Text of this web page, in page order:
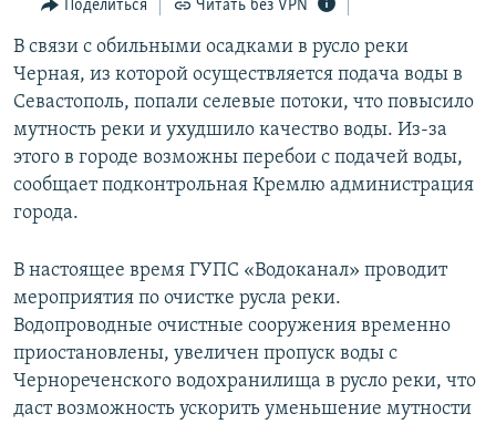
навигации
Вернутся
поиску
11 ЛЕТ ОККУПАЦИИ КРЫМА. 11 ИСТОРИЙ СОПРОТИВЛЕНИЯ
ЕЩЕ
ИНТЕРАКТИВ
ИНФОГРАФИКА
ТЕЛЕПРОЕКТ КРЫМ.РЕАЛИИ
СОВЕТЫ ПРАВОЗАЩИТНИКОВ
ПРОПАВШИЕ БЕЗ ВЕСТИ
КРЫМ.НЕПОКОРЕННЫЙ
ELIFBE
УКРАИНСКАЯ ПРОБЛЕМА КРЫМА
РАДІО СВОБОДА
КАК ОБОЙТИ БЛОКИРОВКУ
Українською
Qırımtatar
Все сайты RFE/RL
Поделиться Читать без VPN
В связи с обильными осадками в русло реки
Черная, из которой осуществляется подача воды в
Севастополь, попали селевые потоки, что повысило
мутность реки и ухудшило качество воды. Из-за
этого в городе возможны перебои с подачей воды,
сообщает подконтрольная Кремлю администрация
города.
В настоящее время ГУПС «Водоканал» проводит
мероприятия по очистке русла реки.
Водопроводные очистные сооружения временно
приостановлены, увеличен пропуск воды с
Чернореченского водохранилища в русло реки, что
даст возможность ускорить уменьшение мутности